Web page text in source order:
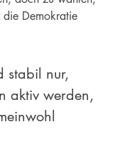
Demokratie
stabil nur,
aktiv werden,